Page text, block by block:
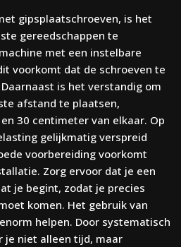
gipsplaatschroeven, is het
gereedschappen te
met een instelbare
voorkomt dat de schroeven te
is het verstandig om
afstand te plaatsen,
30 centimeter van elkaar. Op
gelijkmatig verspreid
voorbereiding voorkomt
Zorg ervoor dat je een
je begint, zodat je precies
komen. Het gebruik van
helpen. Door systematisch
je niet alleen tijd, maar